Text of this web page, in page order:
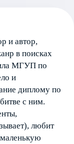
и автор,
в поисках
МГУП по
и
диплому по
с ним.
любит